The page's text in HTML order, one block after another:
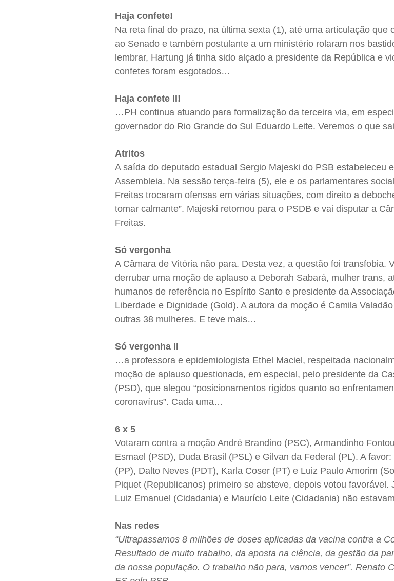
Haja confete!
Na reta final do prazo, na última sexta (1), até uma articulação que
ao Senado e também postulante a um ministério rolaram nos
lembrar, Hartung já tinha sido alçado a presidente da República e
confetes foram esgotados…
Haja confete II!
…PH continua atuando para formalização da terceira via, em
governador do Rio Grande do Sul Eduardo Leite. Veremos o que
Atritos
A saída do deputado estadual Sergio Majeski do PSB estabeleceu
Assembleia. Na sessão terça-feira (5), ele e os parlamentares
Freitas trocaram ofensas em várias situações, com direito a
tomar calmante”. Majeski retornou para o PSDB e vai disputar a
Freitas.
Só vergonha
A Câmara de Vitória não para. Desta vez, a questão foi transfobia.
derrubar uma moção de aplauso a Deborah Sabará, mulher trans,
humanos de referência no Espírito Santo e presidente da
Liberdade e Dignidade (Gold). A autora da moção é Camila
outras 38 mulheres. E teve mais…
Só vergonha II
…a professora e epidemiologista Ethel Maciel, respeitada
moção de aplauso questionada, em especial, pelo presidente da
(PSD), que alegou “posicionamentos rígidos quanto ao
coronavírus”. Cada uma…
6 x 5
Votaram contra a moção André Brandino (PSC), Armandinho
Esmael (PSD), Duda Brasil (PSL) e Gilvan da Federal (PL). A
(PP), Dalto Neves (PDT), Karla Coser (PT) e Luiz Paulo Amorim
Piquet (Republicanos) primeiro se absteve, depois votou favorável.
Luiz Emanuel (Cidadania) e Maurício Leite (Cidadania) não
Nas redes
“Ultrapassamos 8 milhões de doses aplicadas da vacina contra a
Resultado de muito trabalho, da aposta na ciência, da gestão da
da nossa população. O trabalho não para, vamos vencer”. Renato